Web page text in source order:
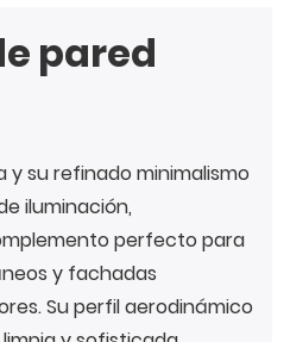
pared
su refinado minimalismo
iluminación,
perfecto para
y fachadas
Su perfil aerodinámico